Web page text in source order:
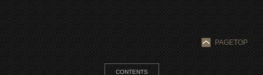
PAGETOP
CONTENTS